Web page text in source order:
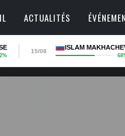
ACTUALITÉS
15/08
ISLAM